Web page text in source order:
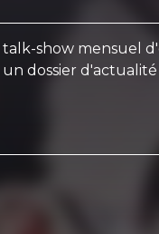
show mensuel
dossier